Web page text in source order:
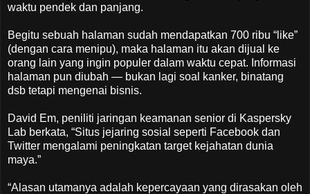
waktu pendek dan panjang.
Begitu sebuah halaman sudah mendapatkan 700 ribu “like”
(dengan cara menipu), maka halaman itu akan dijual ke
orang lain yang ingin populer dalam waktu cepat. Informasi
halaman pun diubah — bukan lagi soal kanker, binatang
dsb tetapi mengenai bisnis.
David Em, peniliti jaringan keamanan senior di Kaspersky
Lab berkata, “Situs jejaring sosial seperti Facebook dan
Twitter mengalami peningkatan target kejahatan dunia
maya.”
“Alasan utamanya adalah kepercayaan yang dirasakan oleh